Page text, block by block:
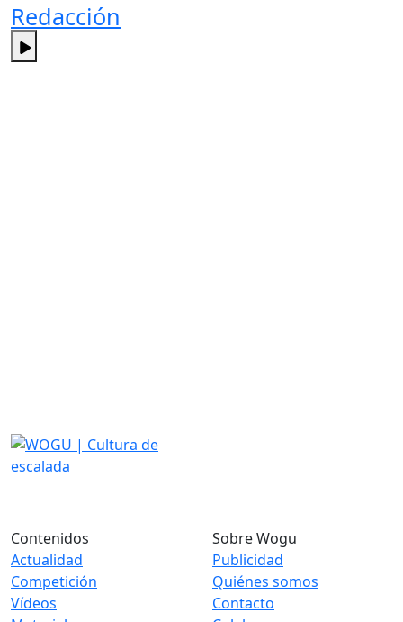
Redacción
Contenidos
Actualidad
Competición
Vídeos
Sobre Wogu
Publicidad
Quiénes somos
Contacto